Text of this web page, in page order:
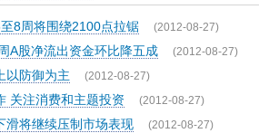
8周将围绕2100点拉锯 (2012-08-27)
A股净流出资金环比降五成 (2012-08-27)
以防御为主 (2012-08-27)
关注消费和主题投资 (2012-08-27)
滑将继续压制市场表现 (2012-08-27)